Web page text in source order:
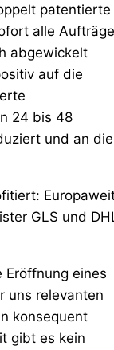
patentierte
alle Aufträge
abgewickelt
auf die
24 bis 48
und an die
GLS und
Eröffnung eines
uns relevanten
konsequent
gibt es kein